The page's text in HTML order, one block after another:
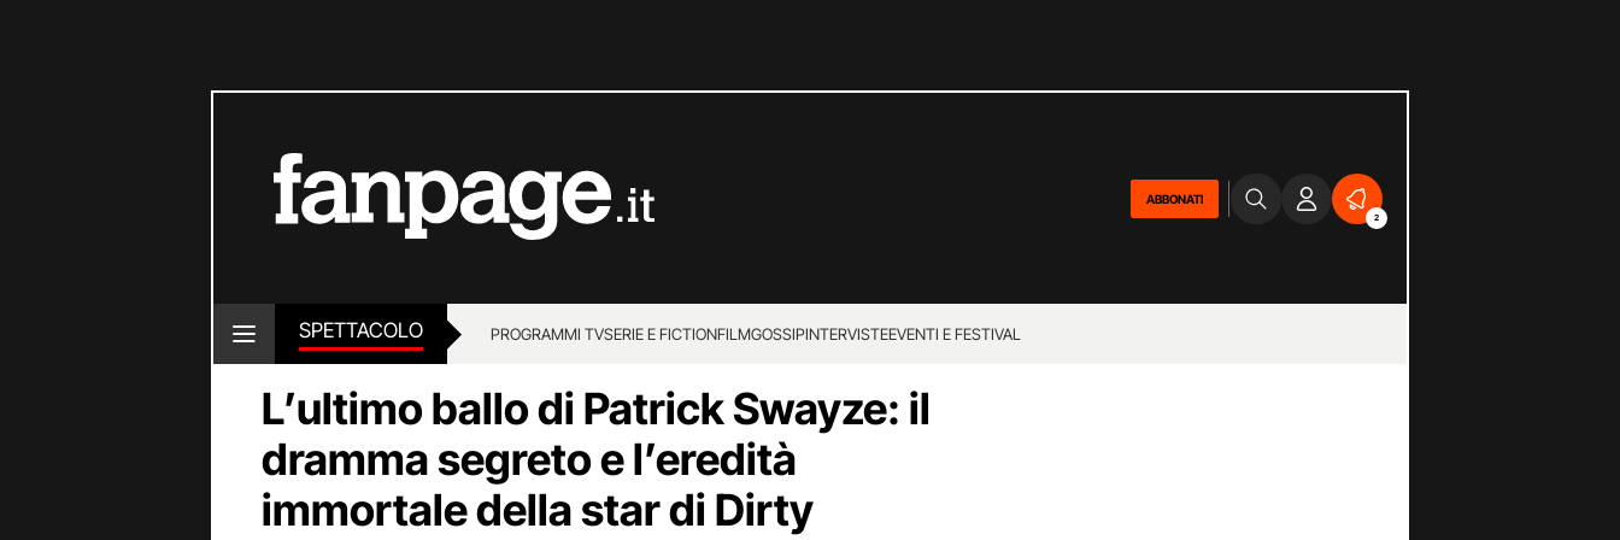
ABBONATI
2
SPETTACOLO PROGRAMMI TVSERIE E FICTIONFILMGOSSIPINTERVISTEEVENTI E FESTIVAL
L’ultimo ballo di Patrick Swayze: il
dramma segreto e l’eredità
immortale della star di Dirty